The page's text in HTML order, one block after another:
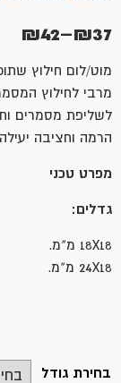
₪37
–
₪42
טווח
מחירים:
עד
מוט/לום חילוץ
מרבי לחילוץ
לשליפת מסמרים
הרמה וחציבה
מפרט טכני
גדלים:
18X18 מ"מ.
24X18 מ"מ.
בחירת גודל